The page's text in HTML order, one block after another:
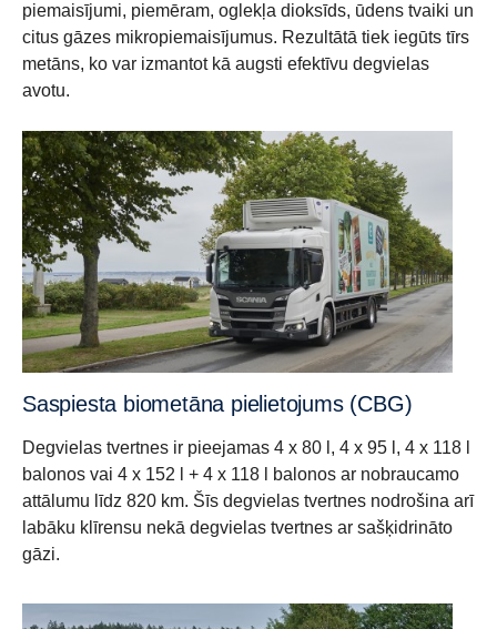
piemaisījumi, piemēram, oglekļa dioksīds, ūdens tvaiki un
citus gāzes mikropiemaisījumus. Rezultātā tiek iegūts tīrs
metāns, ko var izmantot kā augsti efektīvu degvielas
avotu.
Saspiesta biometāna pielietojums (CBG)
Degvielas tvertnes ir pieejamas 4 x 80 l, 4 x 95 l, 4 x 118 l
balonos vai 4 x 152 l + 4 x 118 l balonos ar nobraucamo
attālumu līdz 820 km. Šīs degvielas tvertnes nodrošina arī
labāku klīrensu nekā degvielas tvertnes ar sašķidrināto
gāzi.